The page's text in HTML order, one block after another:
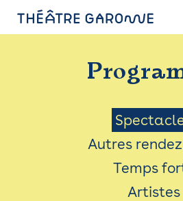
PROGRAMME
INFOS PRATIQUES
AVEC LES PUBLICS
ACCESSIBILITÉ
LES PRODUCTIONS
Menu
Saison
Autres
Temps
Artistes